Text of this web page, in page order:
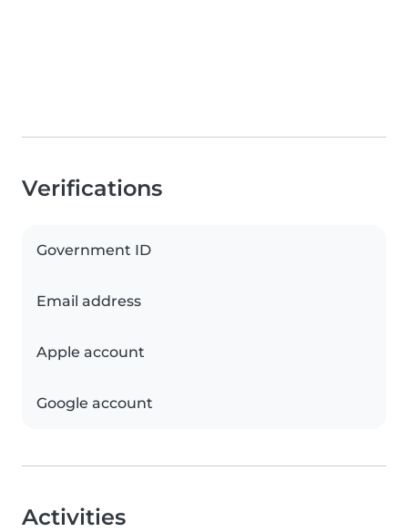
Verifications
Government ID
Email address
Apple account
Google account
Activities